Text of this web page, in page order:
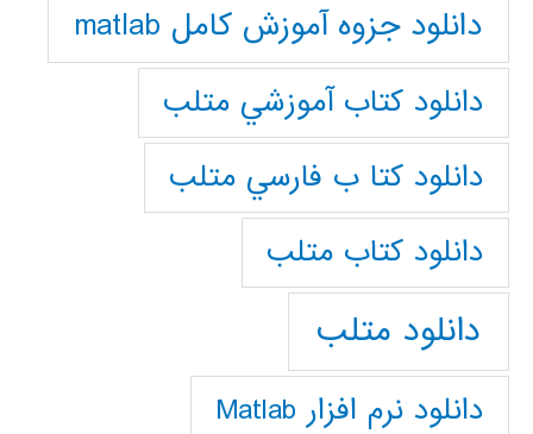
دانلود جزوه آموزش کامل matlab
دانلود كتاب آموزشي متلب
دانلود كتا ب فارسي متلب
دانلود كتاب متلب
دانلود متلب
دانلود نرم افزار Matlab